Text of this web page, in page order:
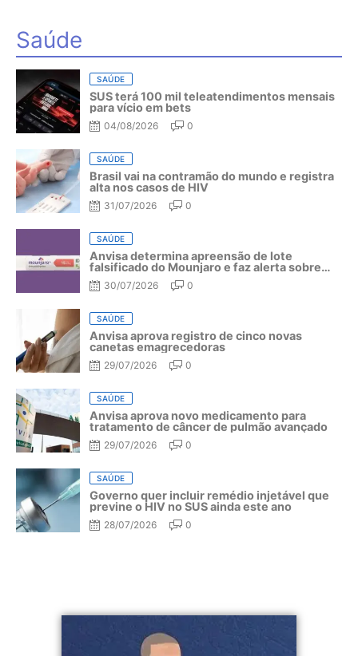
Saúde
SAÚDE
SUS terá 100 mil teleatendimentos mensais
para vício em bets
04/08/2026 0
SAÚDE
Brasil vai na contramão do mundo e registra
alta nos casos de HIV
31/07/2026 0
SAÚDE
Anvisa determina apreensão de lote
falsificado do Mounjaro e faz alerta sobre
riscos do medicamento
30/07/2026 0
SAÚDE
Anvisa aprova registro de cinco novas
canetas emagrecedoras
29/07/2026 0
SAÚDE
Anvisa aprova novo medicamento para
tratamento de câncer de pulmão avançado
29/07/2026 0
SAÚDE
Governo quer incluir remédio injetável que
previne o HIV no SUS ainda este ano
28/07/2026 0